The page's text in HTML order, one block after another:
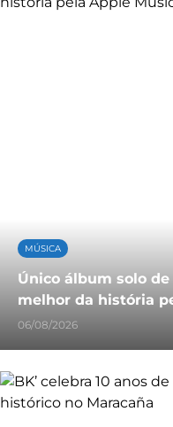
MÚSICA
Único álbum solo
melhor da história
06/08/2026